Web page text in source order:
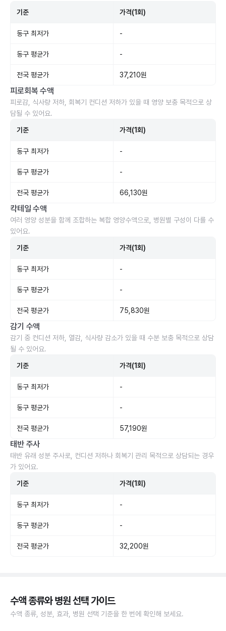
기준 가격(1회)
동구 최저가 -
동구 평균가 -
전국 평균가 37,210원
피로회복 수액
피로감, 식사량 저하, 회복기 컨디션 저하가 있을 때 영양 보충 목적으로 상
담될 수 있어요.
기준 가격(1회)
동구 최저가 -
동구 평균가 -
전국 평균가 66,130원
칵테일 수액
여러 영양 성분을 함께 조합하는 복합 영양수액으로, 병원별 구성이 다를 수
있어요.
기준 가격(1회)
동구 최저가 -
동구 평균가 -
전국 평균가 75,830원
감기 수액
감기 중 컨디션 저하, 열감, 식사량 감소가 있을 때 수분 보충 목적으로 상담
될 수 있어요.
기준 가격(1회)
동구 최저가 -
동구 평균가 -
전국 평균가 57,190원
태반 주사
태반 유래 성분 주사로, 컨디션 저하나 회복기 관리 목적으로 상담되는 경우
가 있어요.
기준 가격(1회)
동구 최저가 -
동구 평균가 -
전국 평균가 32,200원
수액 종류와 병원 선택 가이드
수액 종류, 성분, 효과, 병원 선택 기준을 한 번에 확인해 보세요.